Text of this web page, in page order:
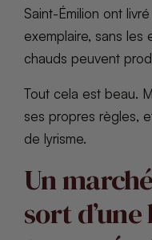
Saint-Émilion ont
exemplaire, sans les
chauds peuvent
Tout cela est beau.
ses propres règles,
de lyrisme.
Un
sort